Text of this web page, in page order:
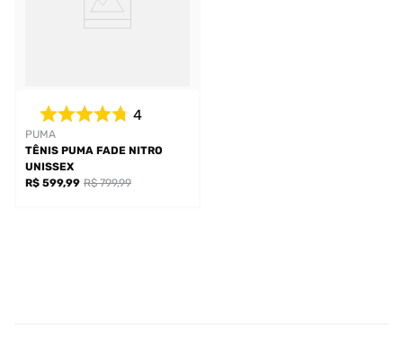
PUMA
4
TÊNIS PUMA FADE NITRO
UNISSEX
R$ 599,99 R$ 799,99